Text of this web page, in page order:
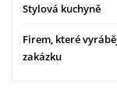
Stylová kuchyně
Firem, které
zakázku